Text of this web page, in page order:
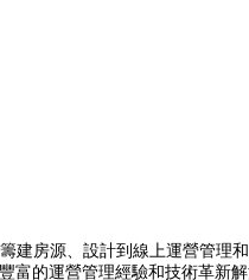
房源、設計到線上運營管理
的運營管理經驗和技術革新